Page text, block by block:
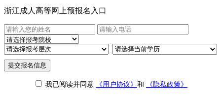
浙江成人高等网上预报名入口
提交报名信息
我已阅读并同意 《用户协议》 和 《隐私政策》